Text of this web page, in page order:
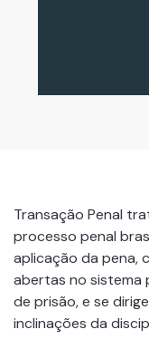
Transação Penal
processo penal
aplicação da pena,
abertas no sistema
de prisão, e se
inclinações da